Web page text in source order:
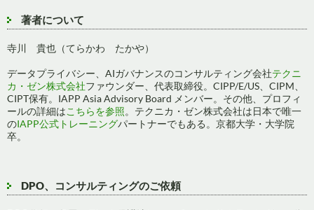
ョ
ン
著者について
寺川 貴也（てらかわ たかや）
データプライバシー、AIガバナンスのコンサルティング会社テクニ
カ・ゼン株式会社ファウンダー、代表取締役。CIPP/E/US、CIPM、
CIPT保有。IAPP Asia Advisory Board メンバー。その他、プロフィ
ールの詳細はこちらを参照。テクニカ・ゼン株式会社は日本で唯一
のIAPP公式トレーニングパートナーでもある。京都大学・大学院
卒。
DPO、コンサルティングのご依頼